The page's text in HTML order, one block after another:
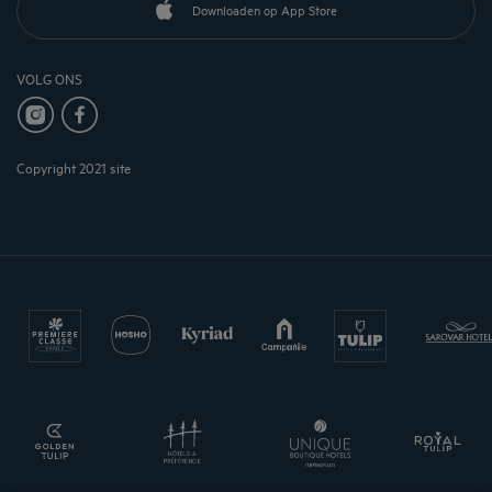
Downloaden op App Store
VOLG ONS
Copyright 2021 site